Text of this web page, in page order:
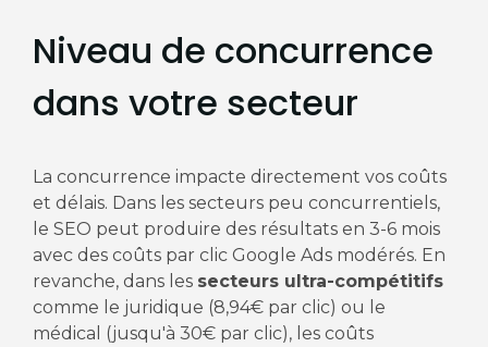
Niveau de concurrence
dans votre secteur
La concurrence impacte directement vos coûts
et délais. Dans les secteurs peu concurrentiels,
le SEO peut produire des résultats en 3-6 mois
avec des coûts par clic Google Ads modérés. En
revanche, dans les secteurs ultra-compétitifs
comme le juridique (8,94€ par clic) ou le
médical (jusqu'à 30€ par clic), les coûts